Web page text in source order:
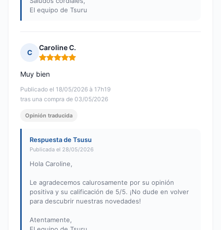
El equipo de Tsuru
C
Caroline C.
Nota: 5 de 5
Publicado el 18/05/2026 à 17h19
tras una compra de 03/05/2026
Muy bien
Opinión traducida
Respuesta de Tsusu
Publicada el 28/05/2026
Hola Caroline,
Le agradecemos calurosamente por su opinión
positiva y su calificación de 5/5. ¡No dude en volver
para descubrir nuestras novedades!
Atentamente,